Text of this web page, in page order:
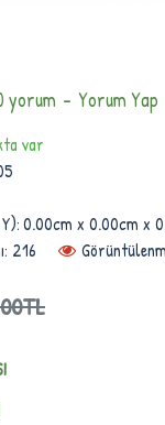
var
0.00cm x 0.00cm x
216
yorum - Yorum Yap